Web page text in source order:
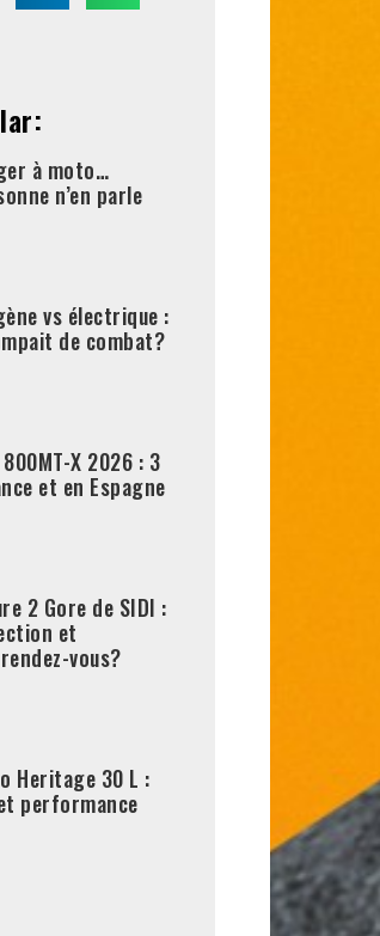
à moto…
n’en parle
vs électrique :
de combat?
800MT-X 2026 : 3
et en Espagne
2 Gore de SIDI :
et
vous?
Heritage 30 L :
performance